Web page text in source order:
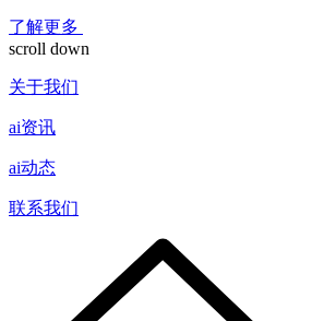
了解更多
scroll down
关于我们
ai资讯
ai动态
联系我们